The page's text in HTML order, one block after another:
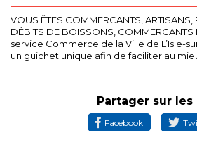
VOUS ÊTES COMMERCANTS, ARTISANS,
DÉBITS DE BOISSONS, COMMERCANTS
service Commerce de la Ville de L’Isle-
un guichet unique afin de faciliter au
Partager sur les
Facebook